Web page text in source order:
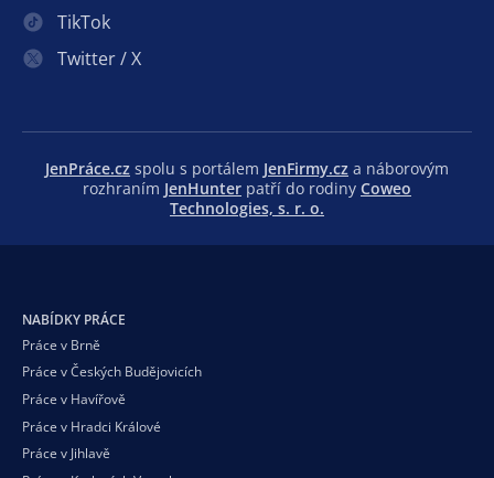
TikTok
Twitter / X
JenPráce.cz spolu s portálem JenFirmy.cz a náborovým
rozhraním JenHunter patří do rodiny Coweo
Technologies, s. r. o.
NABÍDKY PRÁCE
Práce v Brně
Práce v Českých Budějovicích
Práce v Havířově
Práce v Hradci Králové
Práce v Jihlavě